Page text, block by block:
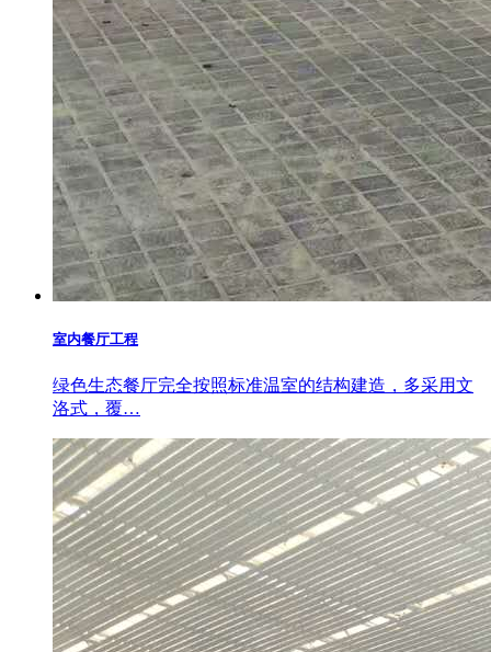
室内餐厅工程
绿色生态餐厅完全按照标准温室的结构建造，多采用文
洛式，覆…